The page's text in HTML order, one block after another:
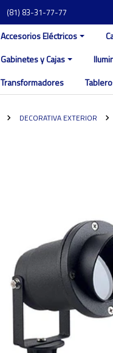
(81) 83-31-77-77
Accesorios Eléctricos
Gabinetes y Cajas
Transformadores
DECORATIVA EXTERIOR